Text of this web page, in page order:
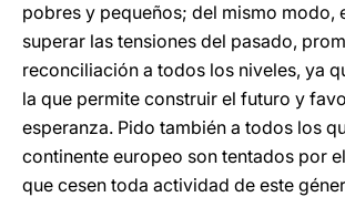
pobres y pequeños; del mismo modo,
superar las tensiones del pasado,
reconciliación a todos los niveles, ya
la que permite construir el futuro y
esperanza. Pido también a todos los
continente europeo son tentados por
que cesen toda actividad de este